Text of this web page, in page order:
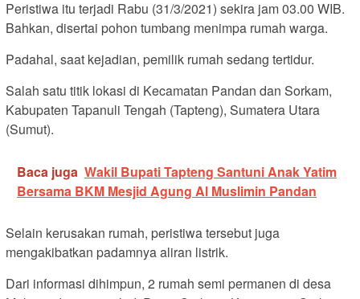
Peristiwa itu terjadi Rabu (31/3/2021) sekira jam 03.00 WIB.
Bahkan, disertai pohon tumbang menimpa rumah warga.
Padahal, saat kejadian, pemilik rumah sedang tertidur.
Salah satu titik lokasi di Kecamatan Pandan dan Sorkam,
Kabupaten Tapanuli Tengah (Tapteng), Sumatera Utara
(Sumut).
Baca juga Wakil Bupati Tapteng Santuni Anak Yatim
Bersama BKM Mesjid Agung Al Muslimin Pandan
Selain kerusakan rumah, peristiwa tersebut juga
mengakibatkan padamnya aliran listrik.
Dari informasi dihimpun, 2 rumah semi permanen di desa